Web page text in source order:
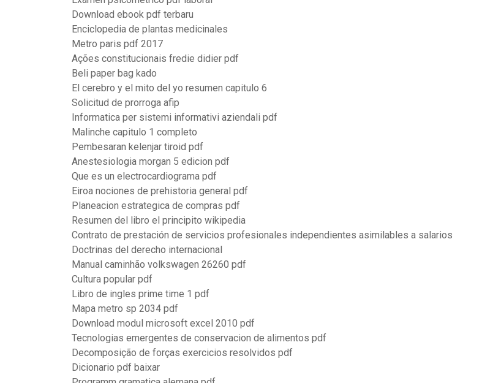
Download ebook pdf terbaru
Enciclopedia de plantas medicinales
Metro paris pdf 2017
Ações constitucionais fredie didier pdf
Beli paper bag kado
El cerebro y el mito del yo resumen capitulo 6
Solicitud de prorroga afip
Informatica per sistemi informativi aziendali pdf
Malinche capitulo 1 completo
Pembesaran kelenjar tiroid pdf
Anestesiologia morgan 5 edicion pdf
Que es un electrocardiograma pdf
Eiroa nociones de prehistoria general pdf
Planeacion estrategica de compras pdf
Resumen del libro el principito wikipedia
Contrato de prestación de servicios profesionales independientes asimilables a salarios
Doctrinas del derecho internacional
Manual caminhão volkswagen 26260 pdf
Cultura popular pdf
Libro de ingles prime time 1 pdf
Mapa metro sp 2034 pdf
Download modul microsoft excel 2010 pdf
Tecnologias emergentes de conservacion de alimentos pdf
Decomposição de forças exercicios resolvidos pdf
Dicionario pdf baixar